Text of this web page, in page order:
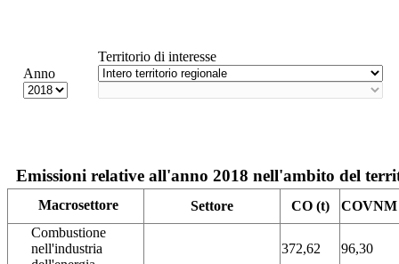
Anno
Territorio di interesse
Emissioni relative all'anno 2018 nell'ambito del
Macrosettore Settore CO (t)
COVNM
Combustione
nell'industria
372,62 96,30